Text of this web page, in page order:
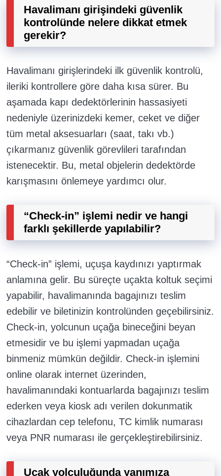
Havalimanı girişindeki güvenlik
kontrolünde nelere dikkat etmek
gerekir?
Havalimanı girişlerindeki ilk güvenlik kontrolü,
ileriki kontrollere göre daha kısa sürer. Bu
aşamada kapı dedektörlerinin hassasiyeti
nedeniyle üzerinizdeki kemer, ceket ve diğer
tüm metal aksesuarları (saat, takı vb.)
çıkarmanız güvenlik görevlileri tarafından
istenecektir. Bu, metal objelerin dedektörde
karışmasını önlemeye yardımcı olur.
“Check-in” işlemi nedir ve hangi
farklı şekillerde yapılabilir?
“Check-in” işlemi, uçuşa kaydınızı yaptırmak
anlamına gelir. Bu süreçte uçakta koltuk seçimi
yapabilir, havalimanında bagajınızı teslim
edebilir ve biletinizin kontrolünden geçebilirsiniz.
Check-in, yolcunun uçağa bineceğini beyan
etmesidir ve bu işlemi yapmadan uçağa
binmeniz mümkün değildir. Check-in işlemini
online olarak internet üzerinden,
havalimanındaki kontuarlarda bagajınızı teslim
ederken veya kiosk adı verilen dokunmatik
cihazlardan cep telefonu, TC kimlik numarası
veya PNR numarası ile gerçekleştirebilirsiniz.
Uçak yolculuğunda yanımıza